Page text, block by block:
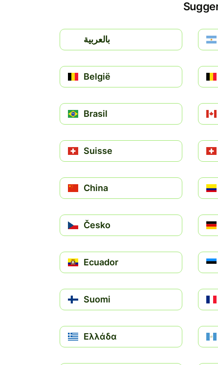
بالعربية
België
Brasil
Suisse
China
Česko
Ecuador
Suomi
Ελλάδα